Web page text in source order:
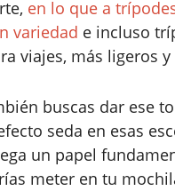
en lo que a
variedad e incluso
viajes, más ligeros
buscas dar ese
seda en esas
un papel
meter en tu